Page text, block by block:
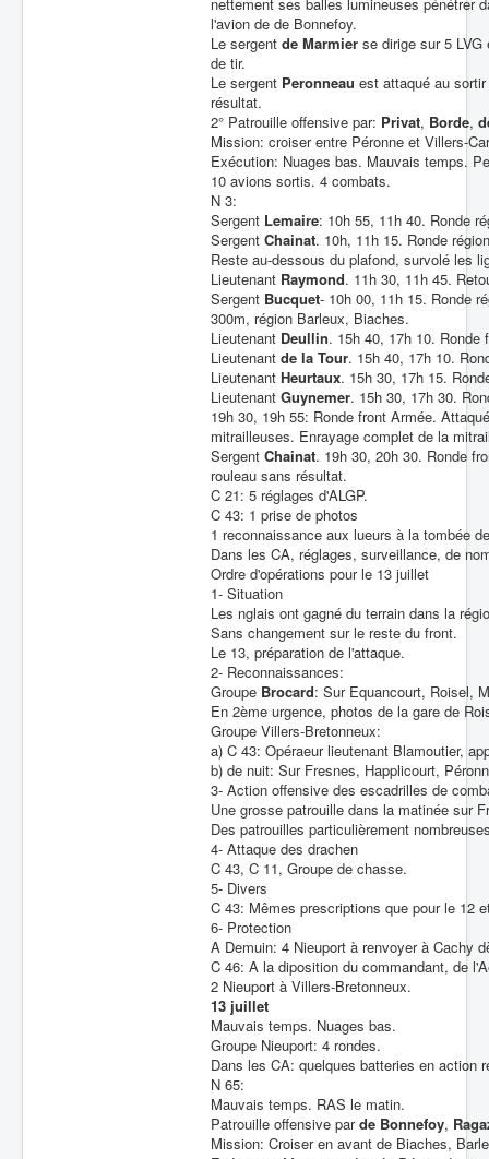
l'avion de de Bonnefoy.
Le sergent de Marmier se dirige sur 5
de tir.
Le sergent Peronneau est attaqué au
résultat.
2° Patrouille offensive par: Privat, Borde,
Mission: croiser entre Péronne et Villers-
Exécution: Nuages bas. Mauvais temps.
10 avions sortis. 4 combats.
N 3:
Sergent Lemaire: 10h 55, 11h 40. Ronde
Sergent Chainat. 10h, 11h 15. Ronde
Reste au-dessous du plafond, survolé les
Lieutenant Raymond. 11h 30, 11h 45.
Sergent Bucquet- 10h 00, 11h 15. Ronde
300m, région Barleux, Biaches.
Lieutenant Deullin. 15h 40, 17h 10.
Lieutenant de la Tour. 15h 40, 17h 10.
Lieutenant Heurtaux. 15h 30, 17h 15.
Lieutenant Guynemer. 15h 30, 17h 30.
19h 30, 19h 55: Ronde front Armée.
mitrailleuses. Enrayage complet de la
Sergent Chainat. 19h 30, 20h 30. Ronde
rouleau sans résultat.
C 21: 5 réglages d'ALGP.
C 43: 1 prise de photos
1 reconnaissance aux lueurs à la tombée
Dans les CA, réglages, surveillance, de
Ordre d'opérations pour le 13 juillet
1- Situation
Les nglais ont gagné du terrain dans la
Sans changement sur le reste du front.
Le 13, préparation de l'attaque.
2- Reconnaissances:
Groupe Brocard: Sur Equancourt, Roisel,
En 2ème urgence, photos de la gare de
Groupe Villers-Bretonneux:
a) C 43: Opéraeur lieutenant Blamoutier,
b) de nuit: Sur Fresnes, Happlicourt,
3- Action offensive des escadrilles de
Une grosse patrouille dans la matinée sur
Des patrouilles particulièrement
4- Attaque des drachen
C 43, C 11, Groupe de chasse.
5- Divers
C 43: Mêmes prescriptions que pour le 12
6- Protection
A Demuin: 4 Nieuport à renvoyer à Cachy
C 46: A la diposition du commandant, de
2 Nieuport à Villers-Bretonneux.
13 juillet
Mauvais temps. Nuages bas.
Groupe Nieuport: 4 rondes.
Dans les CA: quelques batteries en action
N 65:
Mauvais temps. RAS le matin.
Patrouille offensive parde Bonnefoy,
Mission: Croiser en avant de Biaches,